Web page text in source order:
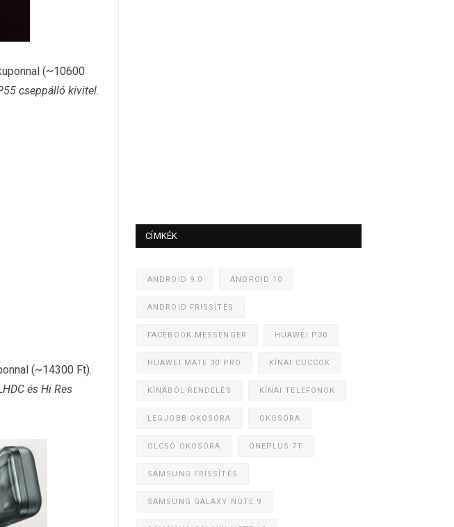
(~10600
cseppálló kivitel.
(~14300 Ft).
és Hi Res
CÍMKÉK
ANDROID 9.0 ANDROID 10
ANDROID FRISSÍTÉS
FACEBOOK MESSENGER HUAWEI P30
HUAWEI MATE 30 PRO KÍNAI CUCCOK
KÍNÁBÓL RENDELÉS KÍNAI TELEFONOK
LEGJOBB OKOSÓRA OKOSÓRA
OLCSÓ OKOSÓRA ONEPLUS 7T
SAMSUNG FRISSÍTÉS
SAMSUNG GALAXY NOTE 9